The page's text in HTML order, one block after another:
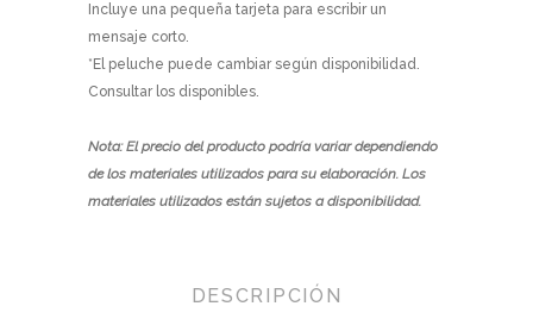
Incluye una pequeña tarjeta para escribir un
mensaje corto.
*El peluche puede cambiar según disponibilidad.
Consultar los disponibles.
Nota: El precio del producto podría variar dependiendo
de los materiales utilizados para su elaboración. Los
materiales utilizados están sujetos a disponibilidad.
DESCRIPCIÓN